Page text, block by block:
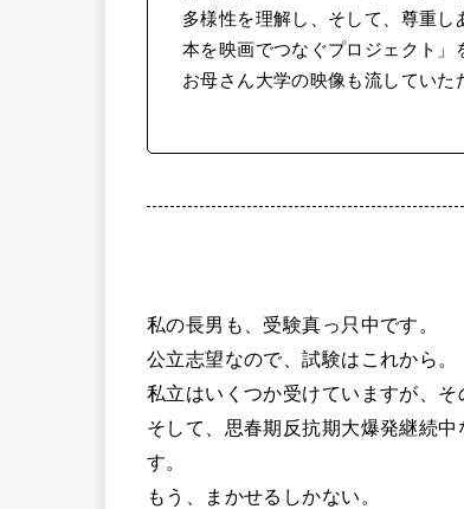
多様性を理解し、そして、尊重
本を映画でつなぐプロジェクト」
お母さん大学の映像も流していた
私の長男も、受験真っ只中です。
公立志望なので、試験はこれから。
私立はいくつか受けていますが、そ
そして、思春期反抗期大爆発継続
す。
もう、まかせるしかない。